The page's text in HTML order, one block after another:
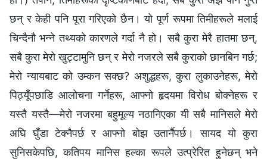
छन् र केही पनि पूरा गरिएको छैन। यो पूर्ण रूपमा तिमीहरूले मलाई
चिन्दैनौ भन्‍ने तथ्यको कारणले गर्दा नै हो। सबै कुरा मेरै हातमा छन्,
सबै कुरा मेरो खुट्टामुनि छन् र मेरो नजरले सबै कुराको छानबिन गर्छ;
मेरो न्यायबाट को उम्कन सक्छ? अशुद्धहरू, कुरा लुकाउनेहरू, मेरो
पिठ्यूँपछाडि आलोचना गर्नेहरू, आफ्‍नो हृदयमा विरोध बोक्‍नेहरू र
यस्तै यस्तै—मेरो नजरमा बहुमूल्‍य नठानिएका यी सबै मानिसले मेरो
अघि घुँडा टेक्नैपर्छ र आफ्‍नो बोझ उतार्नैपर्छ। सायद यो कुरा
सुनिसकेपछि, कतिपय मानिस हल्का रूपले उत्प्रेरित हुनेछन् भने